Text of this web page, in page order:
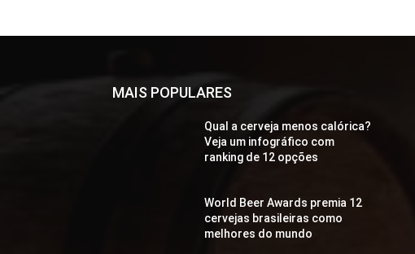
MAIS POPULARES
Qual a cerveja menos calórica?
Veja um infográfico com
ranking de 12 opções
World Beer Awards premia 12
cervejas brasileiras como
melhores do mundo